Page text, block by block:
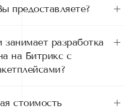
предоставляете?
разработка
на Битрикс с
стоимость